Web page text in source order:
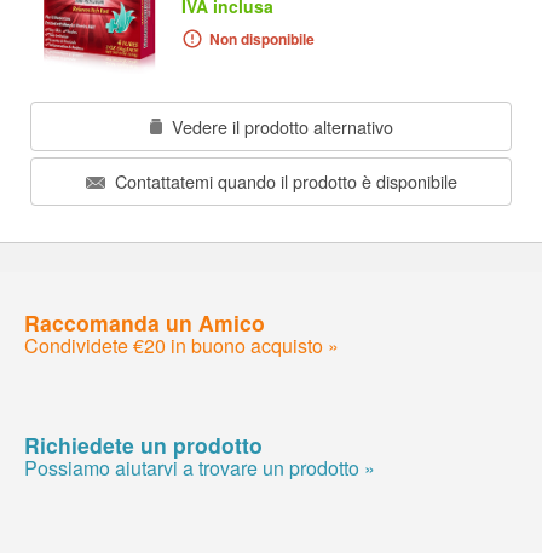
IVA inclusa
Non disponibile
Vedere il prodotto alternativo
Contattatemi quando il prodotto è disponibile
Raccomanda un Amico
Condividete €20 in buono acquisto »
Richiedete un prodotto
Possiamo aiutarvi a trovare un prodotto »